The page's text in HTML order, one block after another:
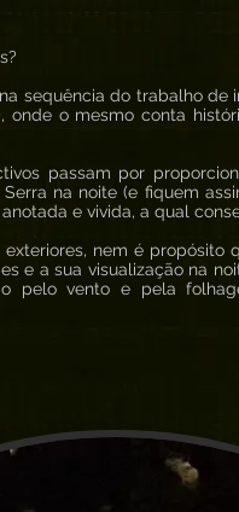
sequência do trabalho de
onde o mesmo conta
passam por
na noite (e fiquem
e vivida, a qual
nem é propósito
e a sua visualização na
pelo vento e pela